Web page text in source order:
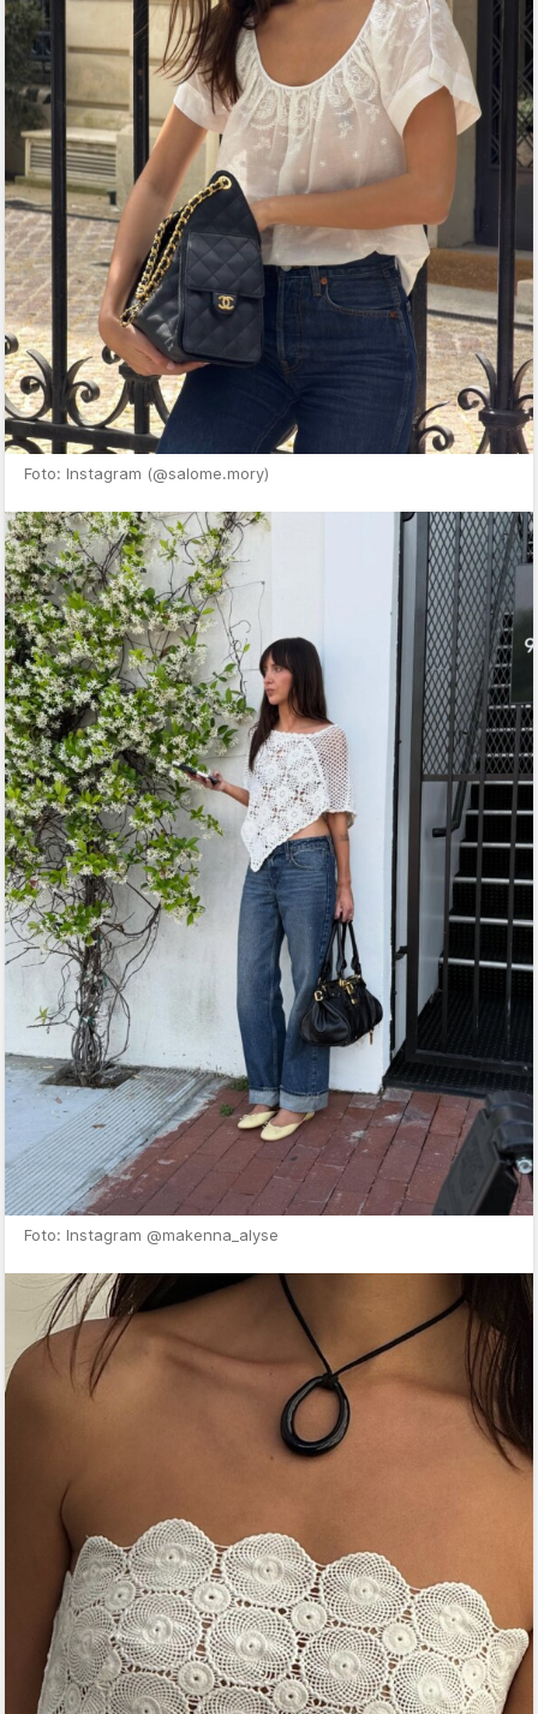
Foto: Instagram (@salome.mory)
Foto: Instagram @makenna_alyse